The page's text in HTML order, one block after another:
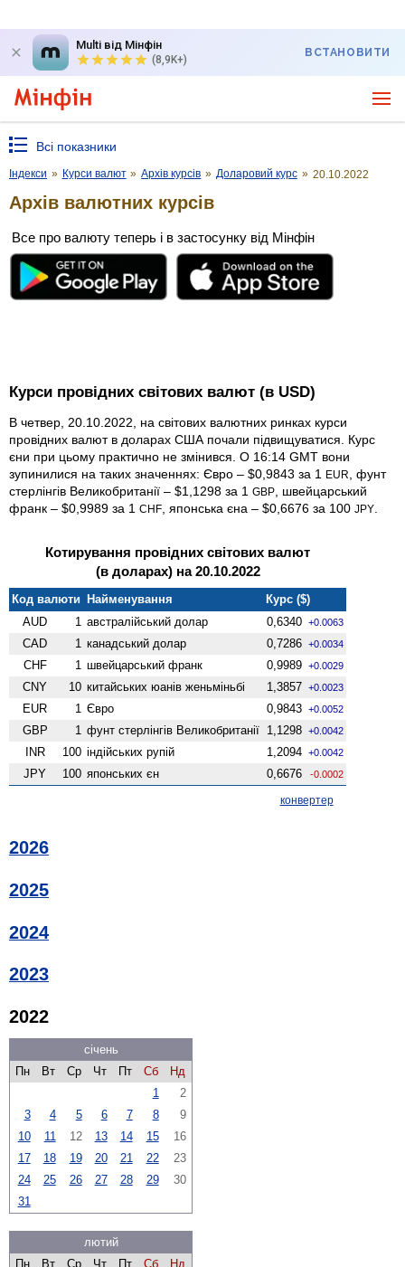
Multi від Мінфін
(8,9K+)
ВСТАНОВИТИ
Всі показники
Індекси » Курси валют » Архів курсів » Доларовий курс » 20.10.2022
Архів валютних курсів
Все про валюту теперь і в застосунку від Мінфін
Курси провідних світових валют (в USD)
В четвер, 20.10.2022, на світових валютних ринках курси
провідних валют в доларах США почали підвищуватися. Курс
єни при цьому практично не змінився. О 16:14 GMT вони
зупинилися на таких значеннях: Євро – $0,9843 за 1 EUR
, фунт
стерлінгів Велико­британії – $1,1298 за 1 GBP , швейцарський
франк – $0,9989 за 1 CHF , японська єна – $0,6676 за 100 JPY
Котирування провідних світових валют
(в доларах) на 20.10.2022
Код валюти Найменування
Курс ($)
AUD
1 австралійський долар 0,6340 +0.0063
CAD 1 канадський долар 0,7286 +0.0034
CHF 1 швейцарський франк 0,9989 +0.0029
CNY 10 китайських юанів женьмiньбi 1,3857 +0.0023
EUR 1 Євро 0,9843 +0.0052
GBP 1 фунт стерлінгів Велико­британії 1,1298 +0.0042
INR 100 індійських рупій 1,2094 +0.0042
JPY 100 японських єн 0,6676 -0.0002
конвертер
2026
2025
2024
2023
2022
січень
Пн
Вт Ср Чт Пт Сб
Нд
1
2
3
4 5 6 7 8
9
10
11 12 13 14 15
16
17
18 19 20 21 22
23
24
25 26 27 28 29
30
31
лютий
Пн
Вт Ср Чт Пт Сб
Нд